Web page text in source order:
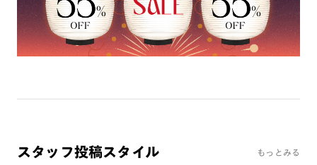
※オンラインショップで作成可能なレンズはショッピングカート内で表示され
るレンズに限ります。それ以外の対応レンズについてはJINS実店舗でお取り扱
いしております。
※注文時に【度つき】→【レンズ交換券を発行】をお選びのうえ、店頭にてオ
プションレンズ代金をお支払いください。（※一部レンズ交換不可の商品を
スタッフ投稿スタイル もっとみる